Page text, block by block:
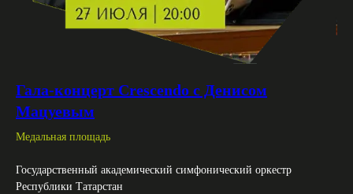
Гала-концерт Crescendo с Денисом
Мацуевым
Медальная площадь
Государственный академический симфонический оркестр
Республики Татарстан